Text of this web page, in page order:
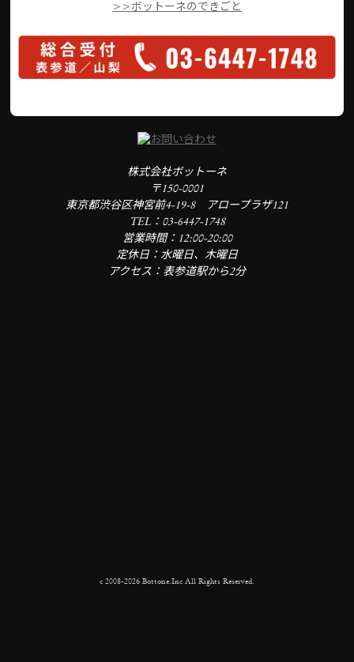
>>ボットーネのできごと
株式会社ボットーネ
〒150-0001
東京都渋谷区神宮前4-19-8 アロープラザ121
TEL：03-6447-1748
営業時間：12:00-20:00
定休日：水曜日、木曜日
アクセス：表参道駅から2分
c 2008-2026 Bottone.Inc All Rights Reserved.